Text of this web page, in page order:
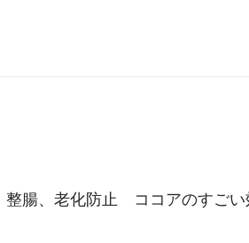
整腸、老化防止 ココアのすごい